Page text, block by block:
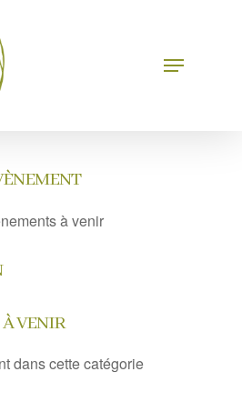
Menu
à venir
VENIR
dans cette catégorie